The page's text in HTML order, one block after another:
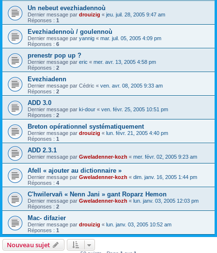
Un nebeut evezhiadennoù
Dernier message par drouizig « jeu. juil. 28, 2005 9:47 am
Réponses : 1
Evezhiadennoù / goulennoù
Dernier message par yannig « mar. juil. 05, 2005 4:09 pm
Réponses : 6
prenestr pop up ?
Dernier message par eric « mer. avr. 13, 2005 4:58 pm
Réponses : 2
Evezhiadenn
Dernier message par Cédric « ven. avr. 08, 2005 9:33 am
Réponses : 2
ADD 3.0
Dernier message par ki-dour « ven. févr. 25, 2005 10:51 pm
Réponses : 2
Breton opérationnel systématiquement
Dernier message par drouizig « lun. févr. 21, 2005 4:40 pm
Réponses : 1
ADD 2.3.1
Dernier message par Gweladenner-kozh « mer. févr. 02, 2005 9:23 am
Afell « ajouter au dictionnaire »
Dernier message par Gweladenner-kozh « dim. janv. 16, 2005 1:44 pm
Réponses : 4
C'hwilervañ « Nenn Jani » gant Roparz Hemon
Dernier message par Gweladenner-kozh « lun. janv. 03, 2005 12:03 pm
Réponses : 2
Mac- difazier
Dernier message par drouizig « lun. janv. 03, 2005 10:52 am
Réponses : 1
Nouveau sujet